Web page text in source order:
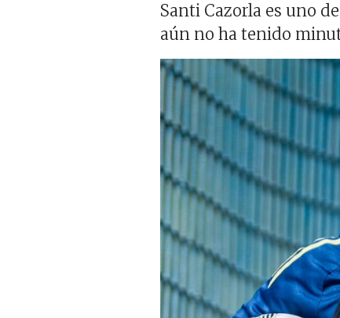
Santi Cazorla es uno
aún no ha tenido
Imagen